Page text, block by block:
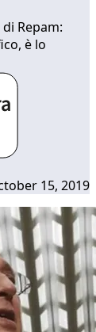
Repam:
è lo
15, 2019